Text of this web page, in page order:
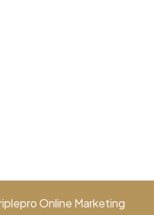
Online Marketing